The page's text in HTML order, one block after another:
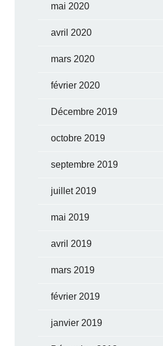
mai 2020
avril 2020
mars 2020
février 2020
Décembre 2019
octobre 2019
septembre 2019
juillet 2019
mai 2019
avril 2019
mars 2019
février 2019
janvier 2019